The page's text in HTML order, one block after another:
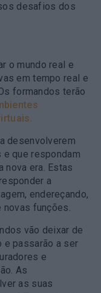
desafios dos
o mundo real e
em tempo real e
formandos terão
desenvolverem
que respondam
nova era. Estas
a
endereçando,
novas funções.
vão deixar de
e passarão a ser
e
As
as suas